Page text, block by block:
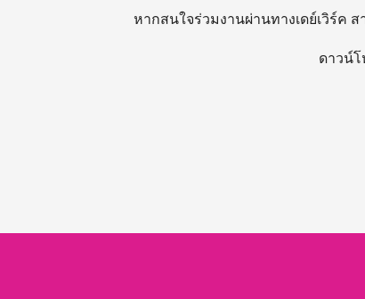
หากสนใจร่วมงานผ่านทางเดย์เวิร์ค
ดาวน์